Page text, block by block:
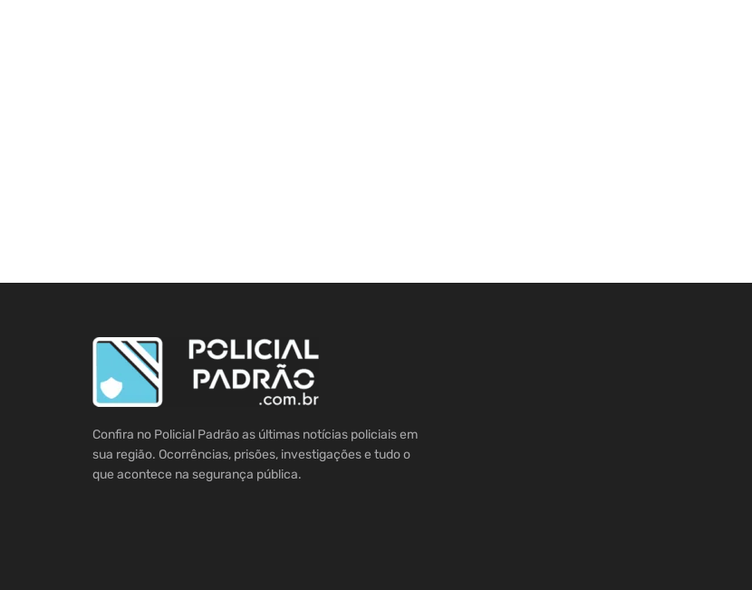
Confira no Policial Padrão as últimas notícias policiais em
sua região. Ocorrências, prisões, investigações e tudo o
que acontece na segurança pública.